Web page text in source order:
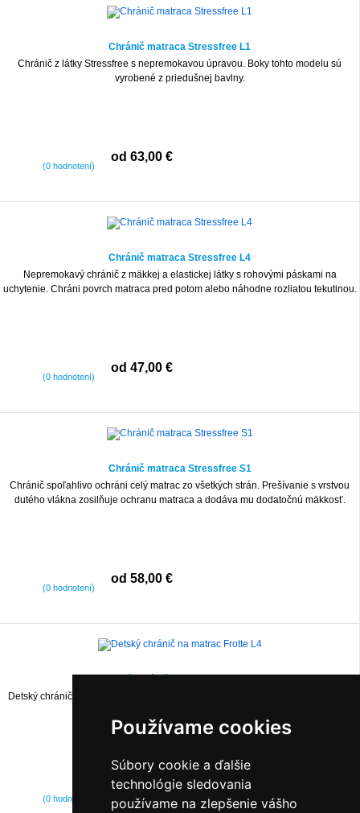
Používame cookies
Súbory cookie a ďalšie
technológie sledovania
používame na zlepšenie vášho
Chránič matraca Stressfree L1
Chránič z látky Stressfree s nepremokavou úpravou. Boky tohto modelu sú
vyrobené z priedušnej bavlny.
(0 hodnotení)
od 63,00 €
Chránič matraca Stressfree L4
Nepremokavý chránič z mäkkej a elastickej látky s rohovými páskami na
uchytenie. Chráni povrch matraca pred potom alebo náhodne rozliatou tekutinou.
(0 hodnotení)
od 47,00 €
Chránič matraca Stressfree S1
Chránič spoľahlivo ochráni celý matrac zo všetkých strán. Prešívanie s vrstvou
dutého vlákna zosilňuje ochranu matraca a dodáva mu dodatočnú mäkkosť.
(0 hodnotení)
od 58,00 €
Detský chránič na matrac z laminovanej froté bavlnenej tkaniny. Bavlnená látka
(0 hodnotení)
od 26,00 €